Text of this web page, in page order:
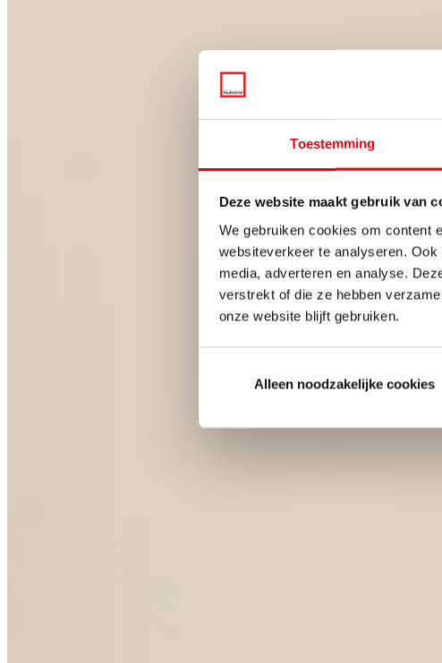
Toestemming
Deze website maakt gebruik van
We gebruiken cookies om content
websiteverkeer te analyseren.
media, adverteren en analyse.
verstrekt of die ze hebben
onze website blijft gebruiken.
Alleen noodzakelijke cookies